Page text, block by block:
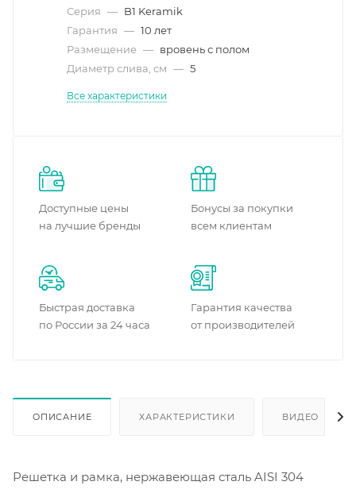
Серия — B1 Keramik
Гарантия — 10 лет
Размещение — вровень с полом
Диаметр слива, см — 5
Все характеристики
Доступные цены
на лучшие бренды
Бонусы за покупки
всем клиентам
Быстрая доставка
по России за 24 часа
Гарантия качества
от производителей
ОПИСАНИЕ ХАРАКТЕРИСТИКИ ВИДЕО
Решетка и рамка, нержавеющая сталь AISI 304